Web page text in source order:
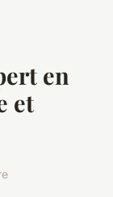
en
et